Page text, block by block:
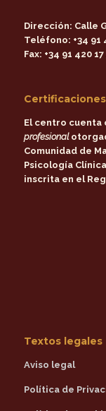
Dirección: Calle
Teléfono: +34 91
Fax: +34 91 420 17
El centro cuenta
profesional
Comunidad de
Psicología
inscrita en el
Textos legales
Aviso legal
Política de